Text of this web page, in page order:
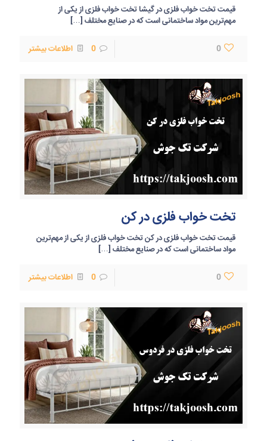
قیمت تخت خواب فلزی در گیشا تخت خواب فلزی از یکی از
مهم‌ترین مواد ساختمانی است که در صنایع مختلف […]
0
0 اطلاعات بیشتر
تخت خواب فلزی در کن
قیمت تخت خواب فلزی در کن تخت خواب فلزی از یکی از مهم‌ترین
مواد ساختمانی است که در صنایع مختلف […]
0
0 اطلاعات بیشتر